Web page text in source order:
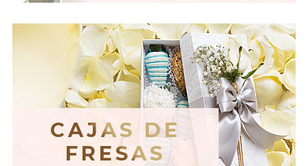
CAJAS DE
FRESAS